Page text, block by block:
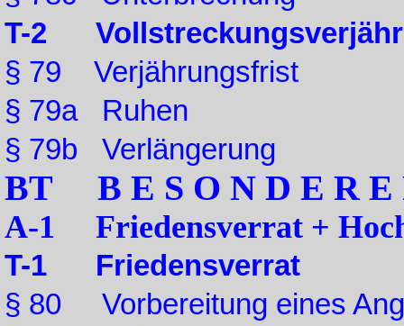
T-2
§ 79 Verjährungsfrist
§ 79a Ruhen
§ 79b Verlängerung
BT B E S O N D E R
A-1 Friedensverrat +
T-1 Friedensverrat
§ 80 Vorbereitung eines